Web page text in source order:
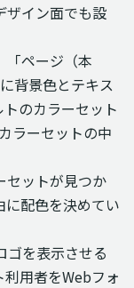
ザイン面でも設
「ページ（本
背景色とテキス
のカラーセット
ラーセットの中
セットが見つか
配色を決めてい
ゴを表示させる
用者をWebフォ